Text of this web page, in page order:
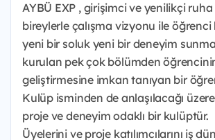
AYBÜ EXP , girişimci ve yenilikçi
bireylerle çalışma vizyonu ile
yeni bir soluk yeni bir deneyim
kurulan pek çok bölümden
geliştirmesine imkan tanıyan bir
Kulüp isminden de anlaşılacağı
proje ve deneyim odaklı bir kulüptür.
Üyelerini ve proje katılımcılarını iş